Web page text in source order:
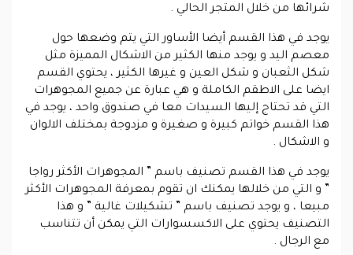
شرائها من خلال المتجر الحالي .
يوجد في هذا القسم أيضا الأساور التي يتم وضعها حول
معصم اليد و يوجد منها الكثير من الاشكال المميزة مثل
شكل الثعبان و شكل العين و غيرها الكثير ، يحتوي القسم
ايضا على الاطقم الكاملة و هي عبارة عن جميع المجوهرات
التي قد تحتاج إليها السيدات معا في صندوق واحد ، يوجد في
هذا القسم خواتم كبيرة و صغيرة و مزدوجة بمختلف الالوان
و الاشكال .
يوجد في هذا القسم تصنيف باسم ” المجوهرات الأكثر رواجا
” و التي من خلالها يمكنك ان تقوم بمعرفة المجوهرات الأكثر
مبيعا ، و يوجد تصنيف باسم ” تشكيلات غالية ” و هذا
التصنيف يحتوي على الاكسسوارات التي يمكن أن تتناسب
مع الرجال .